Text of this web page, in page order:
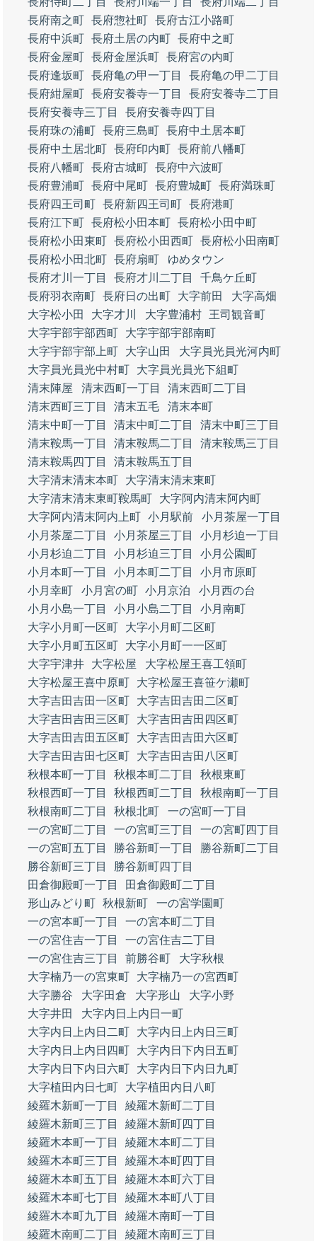
長府南之町 長府惣社町 長府古江小路町
長府中浜町 長府土居の内町 長府中之町
長府金屋町 長府金屋浜町 長府宮の内町
長府逢坂町 長府亀の甲一丁目
長府亀の甲二丁目
長府紺屋町 長府安養寺一丁目
長府安養寺二丁目
長府安養寺三丁目
長府安養寺四丁目
長府珠の浦町 長府三島町 長府中土居本町
長府中土居北町 長府印内町 長府前八幡町
長府八幡町 長府古城町 長府中六波町
長府豊浦町 長府中尾町 長府豊城町 長府満珠町
長府四王司町 長府新四王司町 長府港町
長府江下町 長府松小田本町 長府松小田中町
長府松小田東町 長府松小田西町 長府松小田南町
長府松小田北町 長府扇町
ゆめタウン
長府才川一丁目
長府才川二丁目
千鳥ケ丘町
長府羽衣南町 長府日の出町 大字前田
大字高畑
大字松小田
大字才川 大字豊浦村
王司観音町
大字宇部宇部西町
大字宇部宇部南町
大字宇部宇部上町
大字山田
大字員光員光河内町
大字員光員光中村町
大字員光員光下組町
清末陣屋
清末西町一丁目
清末西町二丁目
清末西町三丁目
清末五毛
清末本町
清末中町一丁目
清末中町二丁目
清末中町三丁目
清末鞍馬一丁目
清末鞍馬二丁目
清末鞍馬三丁目
清末鞍馬四丁目
清末鞍馬五丁目
大字清末清末本町
大字清末清末東町
大字清末清末東町鞍馬町
大字阿内清末阿内町
大字阿内清末阿内上町 小月駅前
小月茶屋一丁目
小月茶屋二丁目
小月茶屋三丁目
小月杉迫一丁目
小月杉迫二丁目
小月杉迫三丁目
小月公園町
小月本町一丁目
小月本町二丁目
小月市原町
小月幸町
小月宮の町 小月京泊
小月西の台
小月小島一丁目
小月小島二丁目
小月南町
大字小月町一区町
大字小月町二区町
大字小月町五区町
大字小月町一一区町
大字宇津井
大字松屋
大字松屋王喜工領町
大字松屋王喜中原町
大字松屋王喜笹ケ瀬町
大字吉田吉田一区町
大字吉田吉田二区町
大字吉田吉田三区町
大字吉田吉田四区町
大字吉田吉田五区町
大字吉田吉田六区町
大字吉田吉田七区町
大字吉田吉田八区町
秋根本町一丁目
秋根本町二丁目
秋根東町
秋根西町一丁目
秋根西町二丁目
秋根南町一丁目
秋根南町二丁目
秋根北町
一の宮町一丁目
一の宮町二丁目
一の宮町三丁目
一の宮町四丁目
一の宮町五丁目
勝谷新町一丁目
勝谷新町二丁目
勝谷新町三丁目
勝谷新町四丁目
田倉御殿町一丁目
田倉御殿町二丁目
形山みどり町 秋根新町
一の宮学園町
一の宮本町一丁目
一の宮本町二丁目
一の宮住吉一丁目
一の宮住吉二丁目
一の宮住吉三丁目
前勝谷町
大字秋根
大字楠乃一の宮東町
大字楠乃一の宮西町
大字勝谷
大字田倉 大字形山
大字小野
大字井田
大字内日上内日一町
大字内日上内日二町
大字内日上内日三町
大字内日上内日四町
大字内日下内日五町
大字内日下内日六町
大字内日下内日九町
大字植田内日七町
大字植田内日八町
綾羅木新町一丁目
綾羅木新町二丁目
綾羅木新町三丁目
綾羅木新町四丁目
綾羅木本町一丁目
綾羅木本町二丁目
綾羅木本町三丁目
綾羅木本町四丁目
綾羅木本町五丁目
綾羅木本町六丁目
綾羅木本町七丁目
綾羅木本町八丁目
綾羅木本町九丁目
綾羅木南町一丁目
綾羅木南町二丁目
綾羅木南町三丁目